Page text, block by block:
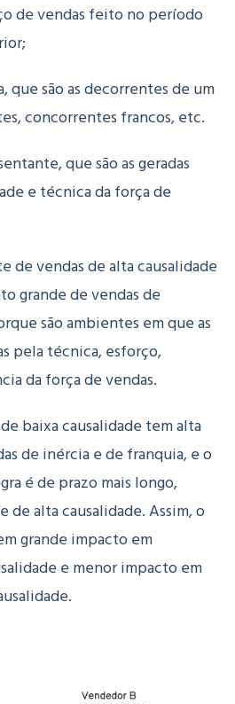
de vendas feito no período
que são as decorrentes de um
concorrentes francos, etc.
que são as geradas
e técnica da força de
de vendas de alta causalidade
grande de vendas de
são ambientes em que as
pela técnica, esforço,
da força de vendas.
baixa causalidade tem alta
de inércia e de franquia, e o
é de prazo mais longo,
alta causalidade.Assim, o
grande impacto em
e menor impacto em